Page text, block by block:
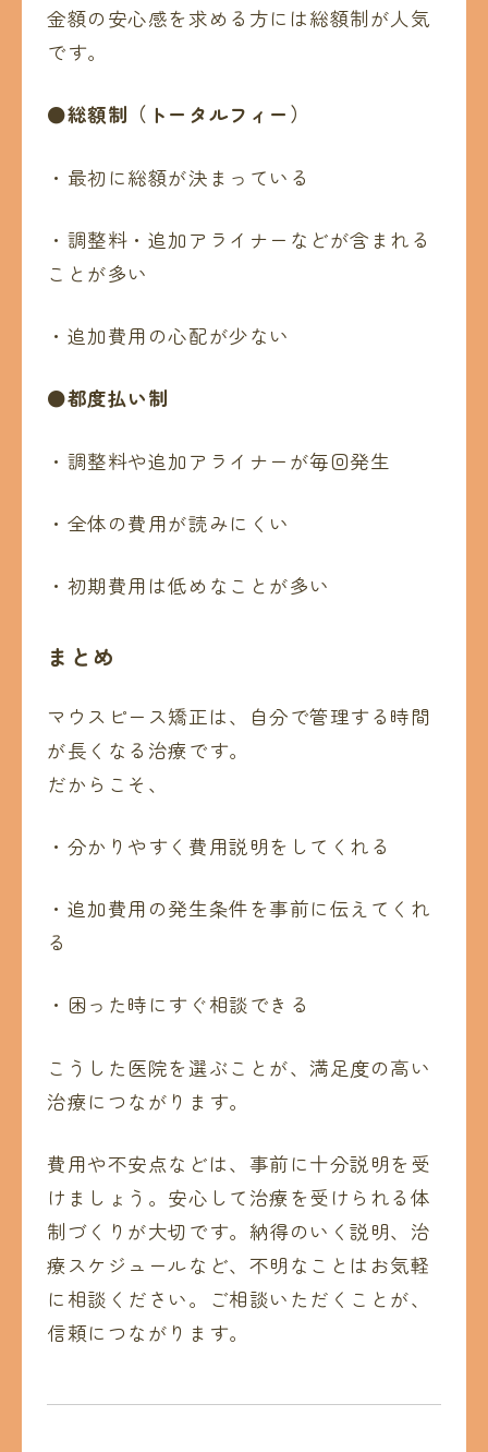
金額の安心感を求める方には総額制が人気
です。
●総額制（トータルフィー）
・最初に総額が決まっている
・調整料・追加アライナーなどが含まれる
ことが多い
・追加費用の心配が少ない
●都度払い制
・調整料や追加アライナーが毎回発生
・全体の費用が読みにくい
・初期費用は低めなことが多い
まとめ
マウスピース矯正は、自分で管理する時間
が長くなる治療です。
だからこそ、
・分かりやすく費用説明をしてくれる
・追加費用の発生条件を事前に伝えてくれ
る
・困った時にすぐ相談できる
こうした医院を選ぶことが、満足度の高い
治療につながります。
費用や不安点などは、事前に十分説明を受
けましょう。安心して治療を受けられる体
制づくりが大切です。納得のいく説明、治
療スケジュールなど、不明なことはお気軽
に相談ください。ご相談いただくことが、
信頼につながります。